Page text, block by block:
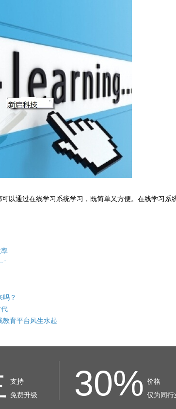
以通过在线学习系统学习，既简单又方便。在线学习系
”
吗？
教育平台风生水起
支持
免费升级
30% 价格
仅为同行